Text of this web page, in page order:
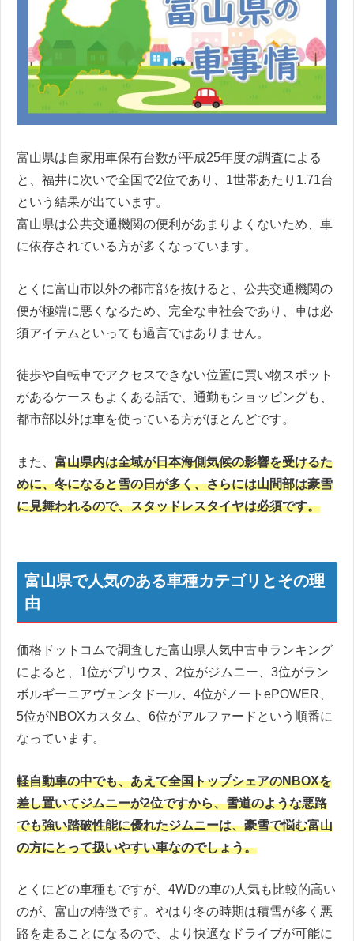
富山県は自家用車保有台数が平成25年度の調査による
と、福井に次いで全国で2位であり、1世帯あたり1.71台
という結果が出ています。
富山県は公共交通機関の便利があまりよくないため、車
に依存されている方が多くなっています。
とくに富山市以外の都市部を抜けると、公共交通機関の
便が極端に悪くなるため、完全な車社会であり、車は必
須アイテムといっても過言ではありません。
徒歩や自転車でアクセスできない位置に買い物スポット
があるケースもよくある話で、通勤もショッピングも、
都市部以外は車を使っている方がほとんどです。
また、 富山県内は全域が日本海側気候の影響を受けるた
めに、冬になると雪の日が多く、さらには山間部は豪雪
に見舞われるので、スタッドレスタイヤは必須です。
富山県で人気のある車種カテゴリとその理
由
価格ドットコムで調査した富山県人気中古車ランキング
によると、1位がプリウス、2位がジムニー、3位がラン
ボルギーニアヴェンタドール、4位がノートePOWER、
5位がNBOXカスタム、6位がアルファードという順番に
なっています。
軽自動車の中でも、あえて全国トップシェアのNBOXを
差し置いてジムニーが2位ですから、雪道のような悪路
でも強い踏破性能に優れたジムニーは、豪雪で悩む富山
の方にとって扱いやすい車なのでしょう。
とくにどの車種もですが、4WDの車の人気も比較的高い
のが、富山の特徴です。やはり冬の時期は積雪が多く悪
路を走ることになるので、より快適なドライブが可能に